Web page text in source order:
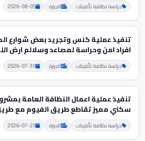
حراسة نظافة تأمينات الجيزة 2026-08-05
تنفيذ عملية كنس وتجريد بعض شوارع
افراد امن وحراسة لمصاعد وسلالم ارض
حراسة نظافة تأمينات الجيزة 2026-07-30
سكني مميز تقاطع طريق الفيوم مع
حراسة نظافة تأمينات الجيزة 2026-07-29